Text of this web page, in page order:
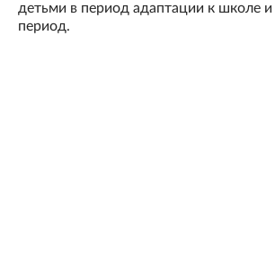
детьми в период адаптации к школе
период.